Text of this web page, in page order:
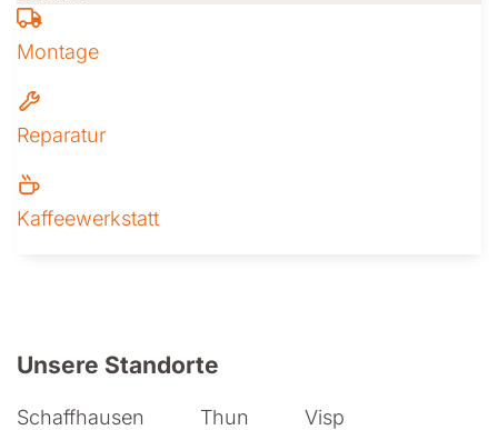
Montage
Reparatur
Kaffeewerkstatt
Unsere Standorte
Schaffhausen Thun
Visp